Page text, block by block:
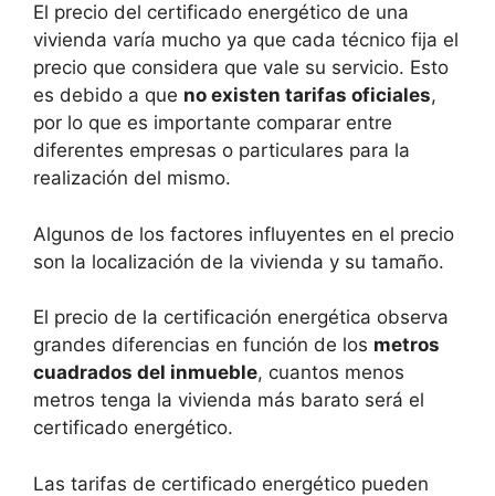
El precio del certificado energético de una
vivienda varía mucho ya que cada técnico fija el
precio que considera que vale su servicio. Esto
es debido a que no existen tarifas oficiales,
por lo que es importante comparar entre
diferentes empresas o particulares para la
realización del mismo.
Algunos de los factores influyentes en el precio
son la localización de la vivienda y su tamaño.
El precio de la certificación energética observa
grandes diferencias en función de los metros
cuadrados del inmueble, cuantos menos
metros tenga la vivienda más barato será el
certificado energético.
Las tarifas de certificado energético pueden